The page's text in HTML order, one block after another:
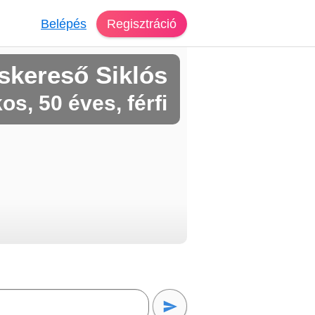
Belépés Regisztráció
Siklós
50 éves, férfi